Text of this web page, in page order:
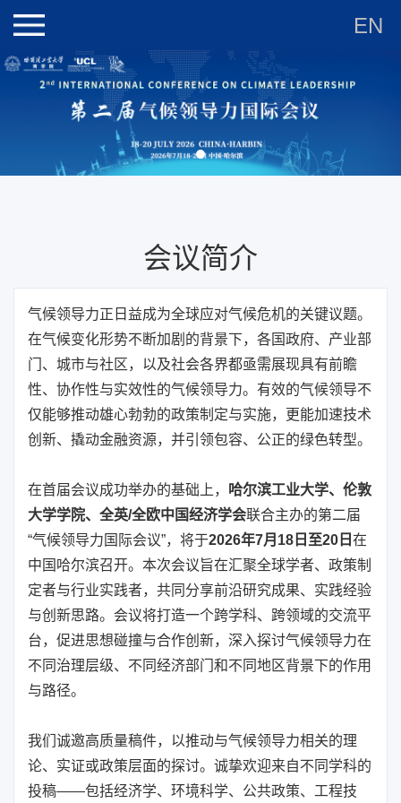
EN
会议简介
气候领导力正日益成为全球应对气候危机的关键议题。
在气候变化形势不断加剧的背景下，各国政府、产业部
门、城市与社区，以及社会各界都亟需展现具有前瞻
性、协作性与实效性的气候领导力。有效的气候领导不
仅能够推动雄心勃勃的政策制定与实施，更能加速技术
创新、撬动金融资源，并引领包容、公正的绿色转型。
在首届会议成功举办的基础上， 哈尔滨工业大学、伦敦
大学学院、全英/全欧中国经济学会联合主办的第二届
“气候领导力国际会议”，将于2026年7月18日至20日 在
中国哈尔滨召开。本次会议旨在汇聚全球学者、政策制
定者与行业实践者，共同分享前沿研究成果、实践经验
与创新思路。会议将打造一个跨学科、跨领域的交流平
台，促进思想碰撞与合作创新，深入探讨气候领导力在
不同治理层级、不同经济部门和不同地区背景下的作用
与路径。
我们诚邀高质量稿件，以推动与气候领导力相关的理
论、实证或政策层面的探讨。诚挚欢迎来自不同学科的
投稿——包括经济学、环境科学、公共政策、工程技